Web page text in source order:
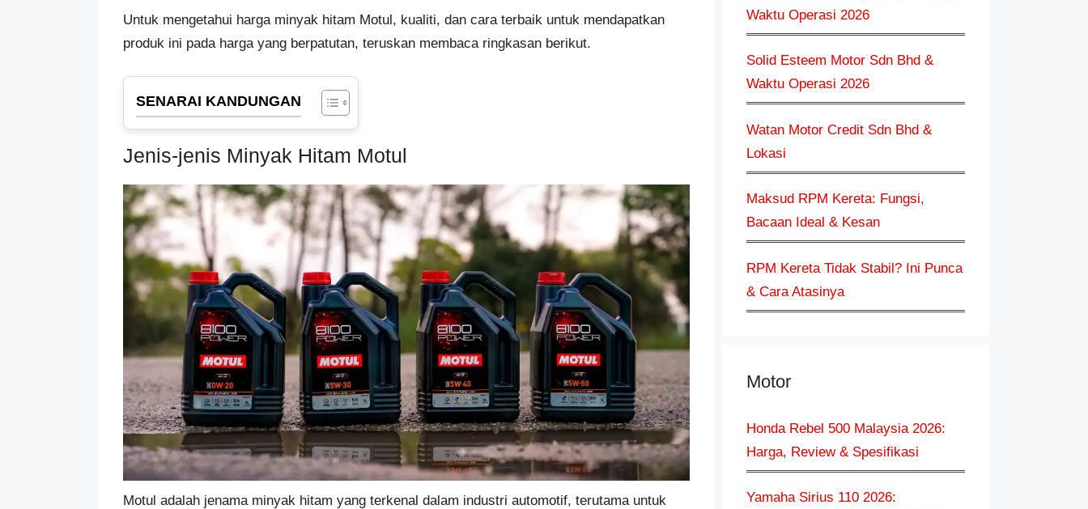
Untuk mengetahui harga minyak hitam Motul, kualiti, dan cara terbaik untuk mendapatkan
produk ini pada harga yang berpatutan, teruskan membaca ringkasan berikut.
SENARAI KANDUNGAN
Jenis-jenis Minyak Hitam Motul
Motul adalah jenama minyak hitam yang terkenal dalam industri automotif, terutama untuk
Waktu Operasi 2026
Solid Esteem Motor Sdn Bhd &
Waktu Operasi 2026
Watan Motor Credit Sdn Bhd &
Lokasi
Maksud RPM Kereta: Fungsi,
Bacaan Ideal & Kesan
RPM Kereta Tidak Stabil? Ini Punca
& Cara Atasinya
Motor
Honda Rebel 500 Malaysia 2026:
Harga, Review & Spesifikasi
Yamaha Sirius 110 2026: